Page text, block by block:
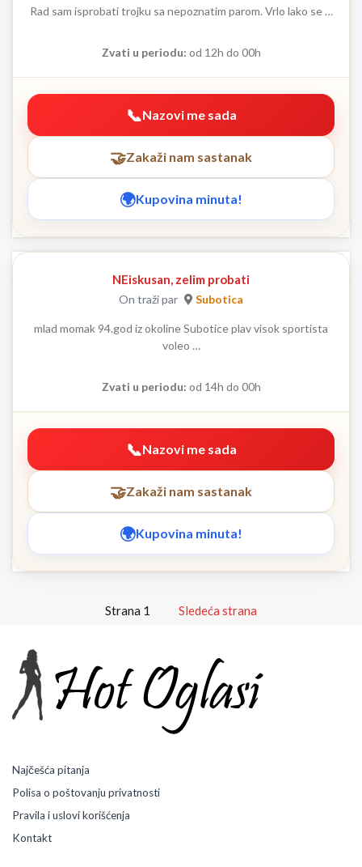
Rad sam isprobati trojku sa nepoznatim parom. Vrlo lako se …
Zvati u periodu: od 12h do 00h
Nazovi me sada
Zakaži nam sastanak
Kupovina minuta!
NEiskusan, zelim probati
On traži par Subotica
mlad momak 94.god iz okoline Subotice plav visok sportista
voleo …
Zvati u periodu: od 14h do 00h
Nazovi me sada
Zakaži nam sastanak
Kupovina minuta!
Strana 1 Sledeća strana
Najčešća pitanja
Polisa o poštovanju privatnosti
Pravila i uslovi korišćenja
Kontakt